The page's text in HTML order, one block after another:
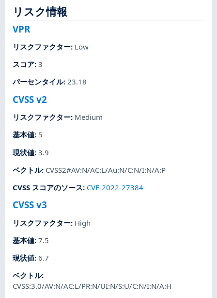
リスク情報
VPR
リスクファクター: Low
スコア:3
パーセンタイル:23.18
CVSS v2
リスクファクター: Medium
基本値: 5
現状値:3.9
ベクトル: CVSS2#AV:N/AC:L/Au:N/C:N/I:N/A:P
CVSS スコアのソース: CVE-2022-27384
CVSS v3
リスクファクター: High
基本値:7.5
現状値:6.7
ベクトル:
CVSS:3.0/AV:N/AC:L/PR:N/UI:N/S:U/C:N/I:N/A:H